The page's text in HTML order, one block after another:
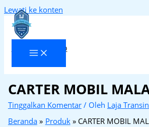
Lewati ke konten
Laja Transindo
CARTER MOBIL
Tinggalkan Komentar / Oleh Laja
Beranda
Produk
CARTER MOBIL